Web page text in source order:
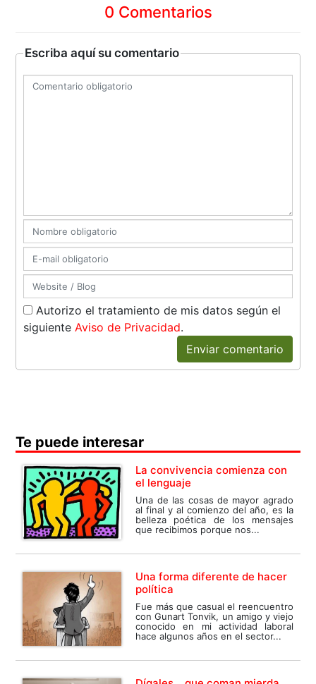
0 Comentarios
Escriba aquí su comentario
Autorizo el tratamiento de mis datos según el
siguienteAviso de Privacidad.
Enviar comentario
Te puede interesar
La convivencia comienza con
el lenguaje
Una de las cosas de mayor agrado
al final y al comienzo del año, es la
belleza poética de los mensajes
que recibimos porque nos...
Una forma diferente de hacer
política
Fue más que casual el reencuentro
con Gunart Tonvik, un amigo y viejo
conocido en mi actividad laboral
hace algunos años en el sector...